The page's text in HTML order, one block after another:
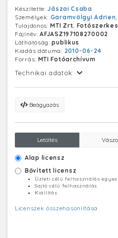
Készítette:Jászai Csaba
Személyek: Garamvölgyi Adrien,
Tulajdonos:MTI Zrt.
Fájlnév:AFJASZ197108270002
Láthatóság:publikus
Kiadás dátuma: 2010-06-24
Forrás: MTI Fotóarchívum
Technikai adatok:
Beágyazás
Letöltés
Alap licensz
Bővített licensz
Üzleti célú felhasználás egyes
Sajtó célú felhasználás
Kiállítás
Licenszek összehasonlítása